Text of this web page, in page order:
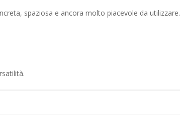
spaziosa e ancora molto piacevole da utilizzare.